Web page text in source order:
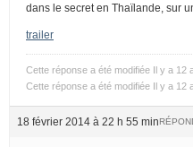
dans le secret en Thaïlande, sur
trailer
Cette réponse a été modifiée Il y a 12
Cette réponse a été modifiée Il y a 12
18 février 2014 à 22 h 55 min